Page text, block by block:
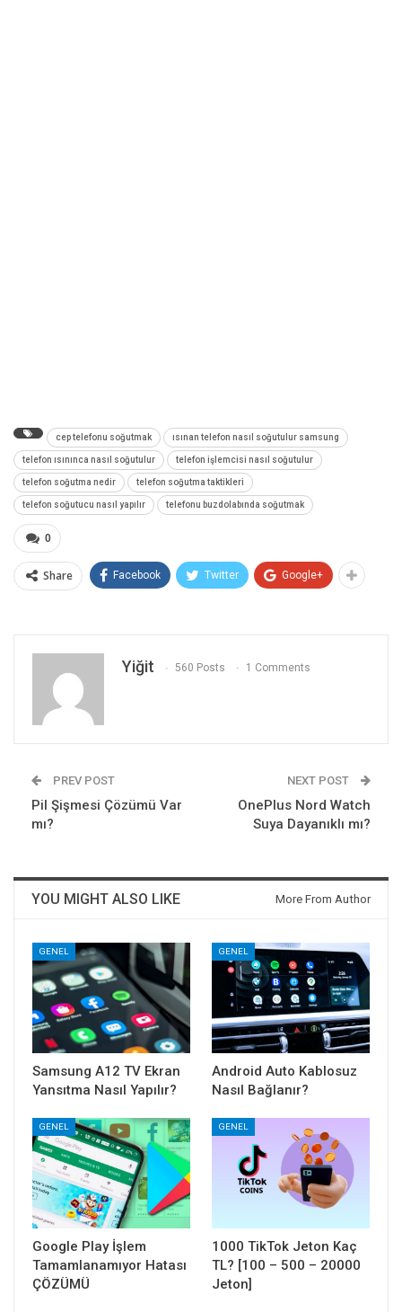
cep telefonu soğutmak ısınan telefon nasıl soğutulur samsung
telefon ısınınca nasıl soğutulur telefon işlemcisi nasıl soğutulur
telefon soğutma nedir telefon soğutma taktikleri
telefon soğutucu nasıl yapılır telefonu buzdolabında soğutmak
0
Share Facebook Twitter Google+
Yiğit 560 Posts 1 Comments
PREV POST
Pil Şişmesi Çözümü Var
mı?
NEXT POST
OnePlus Nord Watch
Suya Dayanıklı mı?
YOU MIGHT ALSO LIKE More From Author
GENEL
Samsung A12 TV Ekran
Yansıtma Nasıl Yapılır?
GENEL
Android Auto Kablosuz
Nasıl Bağlanır?
GENEL
Google Play İşlem
Tamamlanamıyor Hatası
ÇÖZÜMÜ
GENEL
1000 TikTok Jeton Kaç
TL? [100 – 500 – 20000
Jeton]